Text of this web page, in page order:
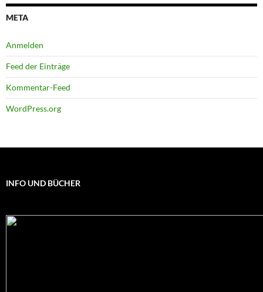
META
Anmelden
Feed der Einträge
Kommentar-Feed
WordPress.org
INFO UND BÜCHER